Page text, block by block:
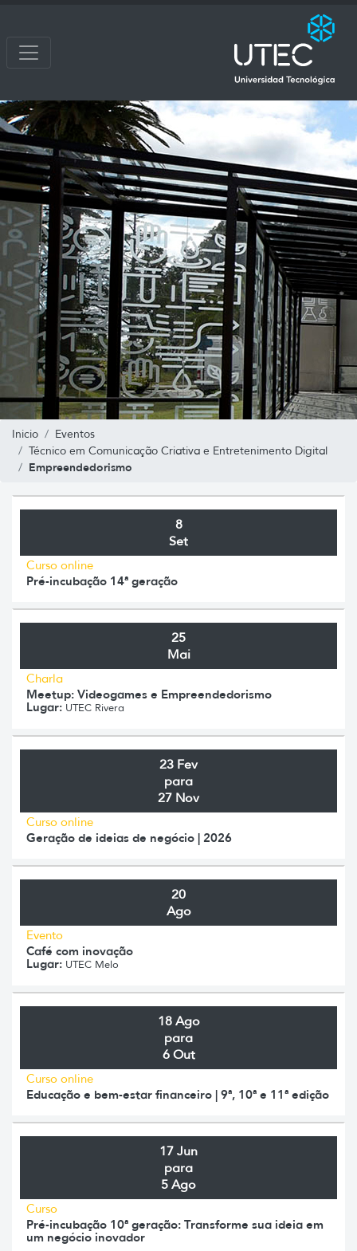
Inicio
Eventos
Técnico em Comunicação Criativa e Entretenimento Digital
Empreendedorismo
8
Set
Curso online
Pré-incubação 14ª geração
25
Mai
Charla
Meetup: Videogames e Empreendedorismo
Lugar: UTEC Rivera
23 Fev
para
27 Nov
Curso online
Geração de ideias de negócio | 2026
20
Ago
Evento
Café com inovação
Lugar: UTEC Melo
18 Ago
para
6 Out
Curso online
Educação e bem-estar financeiro | 9ª, 10ª e 11ª edição
17 Jun
para
5 Ago
Curso
Pré-incubação 10ª geração: Transforme sua ideia em
um negócio inovador